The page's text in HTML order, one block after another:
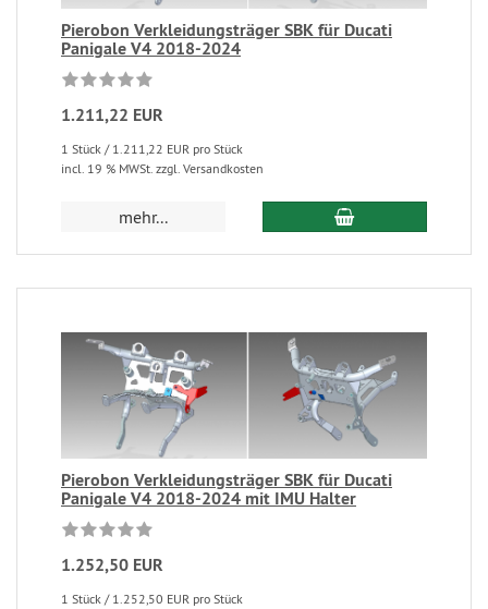
Pierobon Verkleidungsträger SBK für Ducati
Panigale V4 2018-2024
1.211,22 EUR
1 Stück / 1.211,22 EUR pro Stück
incl. 19 % MWSt. zzgl. Versandkosten
mehr...
Pierobon Verkleidungsträger SBK für Ducati
Panigale V4 2018-2024 mit IMU Halter
1.252,50 EUR
1 Stück / 1.252,50 EUR pro Stück